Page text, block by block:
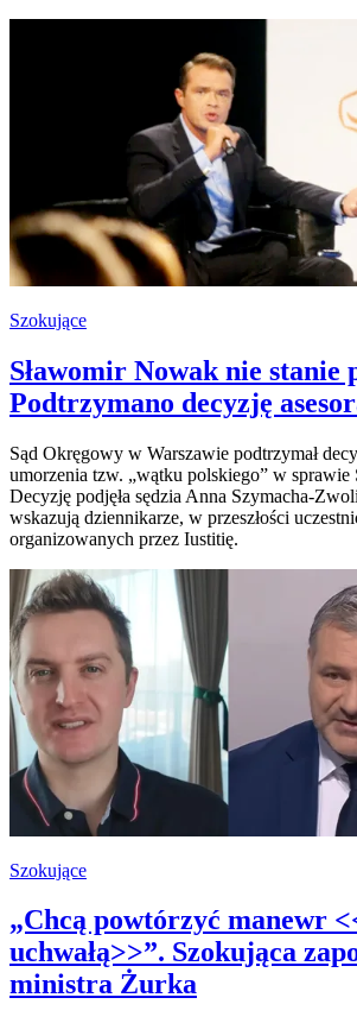
Szokujące
Sławomir Nowak nie stanie
Podtrzymano decyzję
Sąd Okręgowy w Warszawie podtrzymał
umorzenia tzw. „wątku polskiego” w sprawie
Decyzję podjęła sędzia Anna Szymacha-
wskazują dziennikarze, w przeszłości
organizowanych przez Iustitię.
Szokujące
„Chcą powtórzyć manewr
uchwałą>>”. Szokująca
ministra Żurka